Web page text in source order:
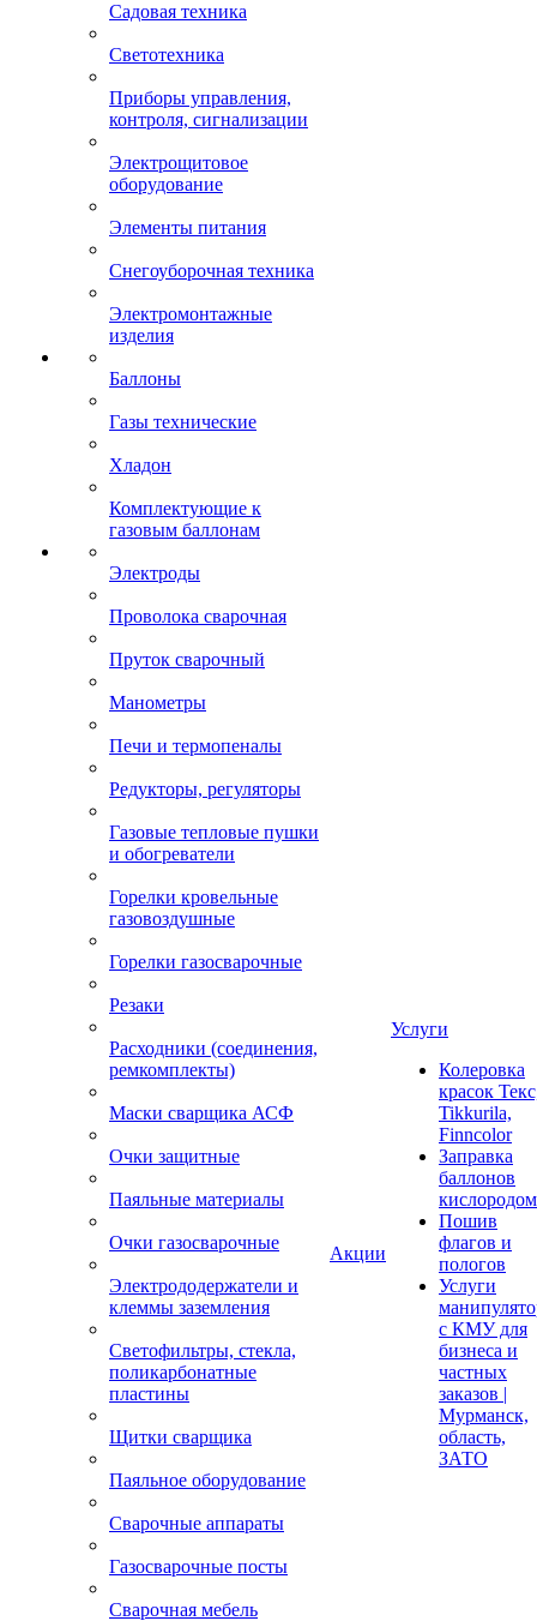
Садовая техника
Светотехника
Приборы управления,
контроля, сигнализации
Электрощитовое
оборудование
Элементы питания
Снегоуборочная техника
Электромонтажные
изделия
Баллоны
Газы технические
Хладон
Комплектующие к
газовым баллонам
Электроды
Проволока сварочная
Пруток сварочный
Манометры
Печи и термопеналы
Редукторы, регуляторы
Газовые тепловые пушки
и обогреватели
Горелки кровельные
газовоздушные
Горелки газосварочные
Резаки
Расходники (соединения,
ремкомплекты)
Маски сварщика АСФ
Очки защитные
Паяльные материалы
Очки газосварочные
Электрододержатели и
клеммы заземления
Светофильтры, стекла,
поликарбонатные
пластины
Щитки сварщика
Паяльное оборудование
Сварочные аппараты
Газосварочные посты
Сварочная мебель
Акции
Услуги
Колеровка
красок
Tikkurila,
Finncolor
Заправка
баллонов
кислородом
Пошив
флагов и
пологов
Услуги
с КМУ для
бизнеса и
частных
заказов |
Мурманск,
область,
ЗАТО